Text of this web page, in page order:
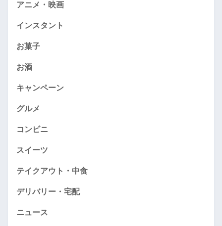
アニメ・映画
インスタント
お菓子
お酒
キャンペーン
グルメ
コンビニ
スイーツ
テイクアウト・中食
デリバリー・宅配
ニュース